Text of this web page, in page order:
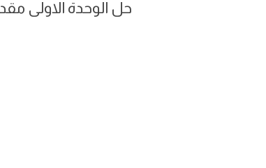
حل الوحدة الاولى